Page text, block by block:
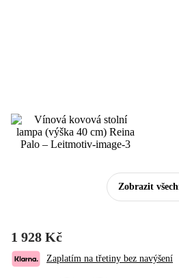
Zobrazit
1 928 Kč
Zaplatím na třetiny bez navýšení